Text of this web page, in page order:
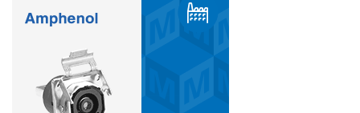
Neste ano, o Ministério do Meio Ambiente (MMA) já
repassou ao BNDES R$ 580 milhões do FNMC para
utilização pelo Fundo Clima. Atualmente a carteira total do